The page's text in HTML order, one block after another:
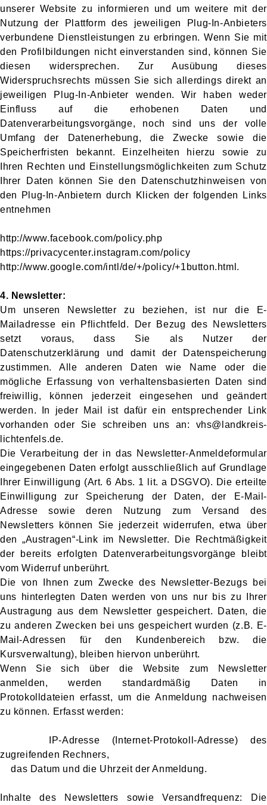
unserer Website zu informieren und um weitere mit der
Nutzung der Plattform des jeweiligen Plug-In-Anbieters
verbundene Dienstleistungen zu erbringen. Wenn Sie mit
den Profilbildungen nicht einverstanden sind, können Sie
diesen widersprechen. Zur Ausübung dieses
Widerspruchsrechts müssen Sie sich allerdings direkt an
jeweiligen Plug-In-Anbieter wenden. Wir haben weder
Einfluss auf die erhobenen Daten und
Datenverarbeitungsvorgänge, noch sind uns der volle
Umfang der Datenerhebung, die Zwecke sowie die
Speicherfristen bekannt. Einzelheiten hierzu sowie zu
Ihren Rechten und Einstellungsmöglichkeiten zum Schutz
Ihrer Daten können Sie den Datenschutzhinweisen von
den Plug-In-Anbietern durch Klicken der folgenden Links
entnehmen
http://www.facebook.com/policy.php
https://privacycenter.instagram.com/policy
http://www.google.com/intl/de/+/policy/+1button.html.
4. Newsletter:
Um unseren Newsletter zu beziehen, ist nur die E-
Mailadresse ein Pflichtfeld. Der Bezug des Newsletters
setzt voraus, dass Sie als Nutzer der
Datenschutzerklärung und damit der Datenspeicherung
zustimmen. Alle anderen Daten wie Name oder die
mögliche Erfassung von verhaltensbasierten Daten sind
freiwillig, können jederzeit eingesehen und geändert
werden. In jeder Mail ist dafür ein entsprechender Link
vorhanden oder Sie schreiben uns an: vhs@landkreis-
lichtenfels.de.
Die Verarbeitung der in das Newsletter-Anmeldeformular
eingegebenen Daten erfolgt ausschließlich auf Grundlage
Ihrer Einwilligung (Art. 6 Abs. 1 lit. a DSGVO). Die erteilte
Einwilligung zur Speicherung der Daten, der E-Mail-
Adresse sowie deren Nutzung zum Versand des
Newsletters können Sie jederzeit widerrufen, etwa über
den „Austragen“-Link im Newsletter. Die Rechtmäßigkeit
der bereits erfolgten Datenverarbeitungsvorgänge bleibt
vom Widerruf unberührt.
Die von Ihnen zum Zwecke des Newsletter-Bezugs bei
uns hinterlegten Daten werden von uns nur bis zu Ihrer
Austragung aus dem Newsletter gespeichert. Daten, die
zu anderen Zwecken bei uns gespeichert wurden (z.B. E-
Mail-Adressen für den Kundenbereich bzw. die
Kursverwaltung), bleiben hiervon unberührt.
Wenn Sie sich über die Website zum Newsletter
anmelden, werden standardmäßig Daten in
Protokolldateien erfasst, um die Anmeldung nachweisen
zu können. Erfasst werden:
IP-Adresse (Internet-Protokoll-Adresse) des
zugreifenden Rechners,
das Datum und die Uhrzeit der Anmeldung.
Inhalte des Newsletters sowie Versandfrequenz: Die